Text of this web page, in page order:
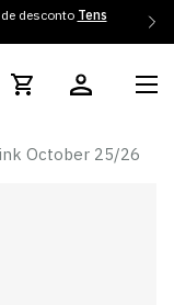
desconto Tens
October 25/26